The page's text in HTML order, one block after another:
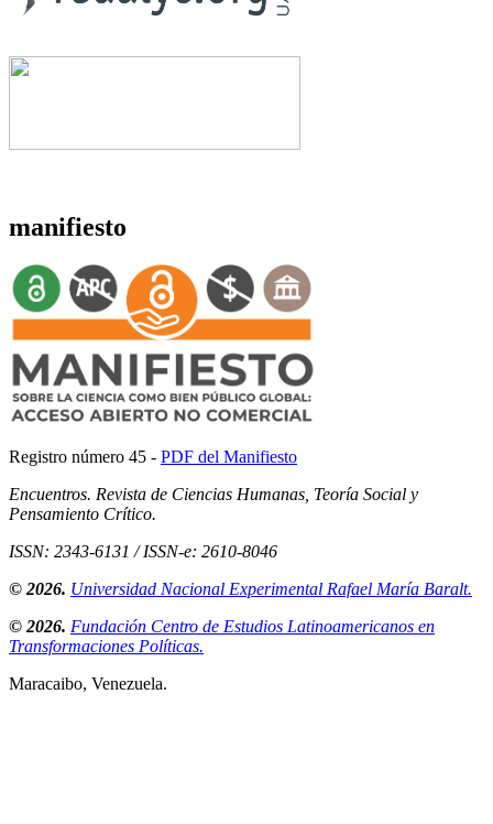
manifiesto
Registro número 45 - PDF del Manifiesto
Encuentros. Revista de Ciencias Humanas, Teoría Social y
Pensamiento Crítico.
ISSN: 2343-6131 / ISSN-e: 2610-8046
© 2026. Universidad Nacional Experimental Rafael María Baralt.
© 2026. Fundación Centro de Estudios Latinoamericanos en
Transformaciones Políticas.
Maracaibo, Venezuela.